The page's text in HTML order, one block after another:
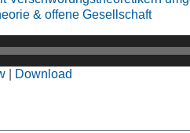
& offene Gesellschaft
Download